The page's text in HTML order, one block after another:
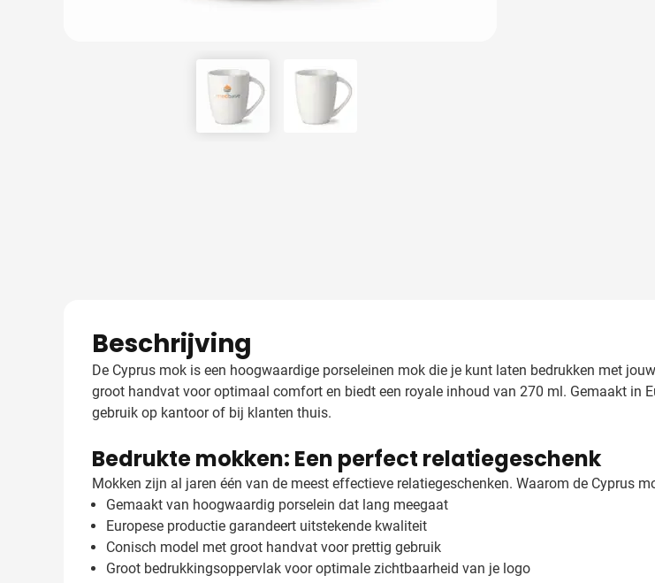
View larger imageView larger image
Beschrijving
De Cyprus mok is een hoogwaardige porseleinen mok die je kunt laten bedrukken met
groot handvat voor optimaal comfort en biedt een royale inhoud van 270 ml. Gemaakt in
gebruik op kantoor of bij klanten thuis.
Bedrukte mokken: Een perfect relatiegeschenk
Mokken zijn al jaren één van de meest effectieve relatiegeschenken. Waarom de Cyprus
Gemaakt van hoogwaardig porselein dat lang meegaat
Europese productie garandeert uitstekende kwaliteit
Conisch model met groot handvat voor prettig gebruik
Groot bedrukkingsoppervlak voor optimale zichtbaarheid van je logo